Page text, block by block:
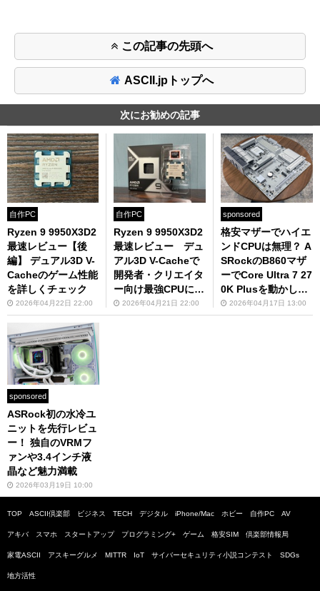
この記事の先頭へ
ASCII.jpトップへ
次にお勧めの記事
自作PC
Ryzen 9 9950X3D2
最速レビュー【後
編】 デュアル3D V-
Cacheのゲーム性能
を詳しくチェック
2026年04月22日 22:00
自作PC
Ryzen 9 9950X3D2
最速レビュー デュ
アル3D V-Cacheで
開発者・クリエイタ
ー向け最強CPUにな
った驚きの実力を解
説
2026年04月21日 22:00
sponsored
格安マザーでハイエ
ンドCPUは無理？ A
SRockのB860マザ
ーでCore Ultra 7 27
0K Plusを動かして
みた2026年04月17日 13:00
sponsored
ASRock初の水冷ユ
ニットを先行レビュ
ー！ 独自のVRMフ
ァンや3.4インチ液
晶など魅力満載
2026年03月19日 10:00
TOP ASCII倶楽部 ビジネス TECH デジタル iPhone/Mac ホビー 自作PC AV
アキバ スマホ スタートアップ プログラミング+ ゲーム 格安SIM 倶楽部情報局
家電ASCII アスキーグルメ MITTR IoT サイバーセキュリティ小説コンテスト SDGs
地方活性